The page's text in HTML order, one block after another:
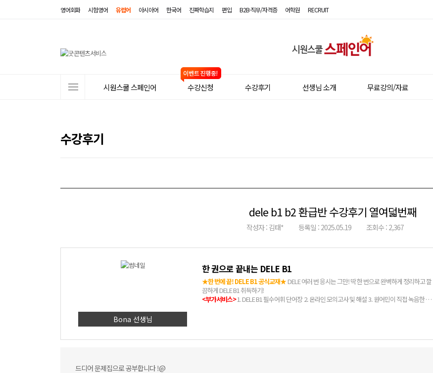
영어회화 시험영어 유럽어 아시아어 한국어 진짜학습지 편입 B2B·직무/자격증 어학원 RECRUIT
뉴
시원스쿨 스페인어 수강신청 수강후기 선생님 소개 무료강의/자료
수강후기
dele b1 b2 환급반 수강후기 열여덟번째
작성자 : 김태* 등록일 : 2025.05.19 조회수 : 2,367
Bona 선생님
한 권으로 끝내는 DELE B1
★한 번에 끝! DELE B1 공식교재★DELE 여러 번 응시는 그만! 딱 한 번으로 완벽하게 정리하고 깔
끔하게 DELE B1 취득하기!
<부가서비스>1. DELE B1 필수어휘 단어장 2. 온라인 모의고사 및 해설 3. 원어민이 직접 녹음한 mp3
드디어 문제집으로 공부합니다 !@